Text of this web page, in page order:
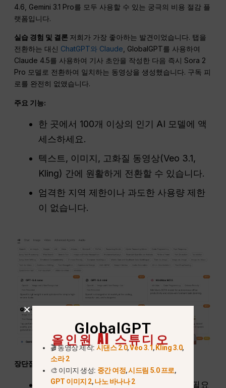
4.6, Gemini 3.1 Pro를 모두 사용할 수 있는 궁극의 비용 절감 플
랫폼입니다.
실습 경험 및 결론 저희가 가장 좋아하는 발견이었습니다. 탭을
전환하는 대신 ChatGPT와 Claude , GlobalGPT를 사용하여
Claude 4.5를 사용하여 기사 초안을 작성한 다음 즉시 Sora 2
Pro 모델로 전환하여 일치하는 동영상을 생성했습니다. 구독 피
로를 완전히 없앴습니다.
주요 기능:
한 곳에서 100개 이상의 인기 AI 모델에 액
세스하세요.
텍스트, 이미지, 고화질 동영상(Veo 3.1,
Kling) 간에 원활하게 전환할 수 있습니다.
엄격한 지역 제한이나 과도한 사용량 제한
이 없습니다.
장단점:
장점:저렴한 가격($5.8), 여러 계정이 필요
GlobalGPT
올인원 AI 스튜디오
🎬 동영상 제작: 시댄스 2.0,Veo 3.1, Kling 3.0,
소라 2
🎨 이미지 생성: 중간 여정,시드림 5.0 프로,
GPT 이미지 2,나노 바나나 2